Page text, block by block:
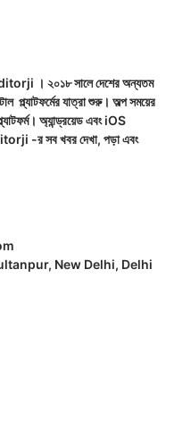
। ২০১৮ সালে দেশের অন্যতম
প্ল্যাটফর্মের যাত্রা শুরু। অল্প সময়ের
অ্যান্ড্রয়েড এবং iOS
-র সব খবর দেখা, পড়া এবং
New Delhi, Delhi